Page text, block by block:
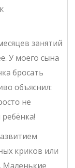
занятий
У моего сына
бросать
объяснил:
не
криков или
Маленькие